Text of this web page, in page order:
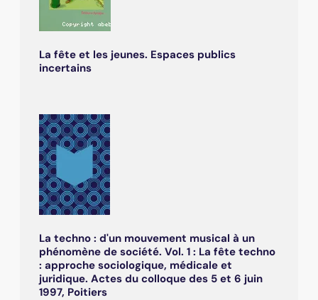
La fête et les jeunes. Espaces publics
incertains
La techno : d'un mouvement musical à un
phénomène de société. Vol. 1 : La fête techno
: approche sociologique, médicale et
juridique. Actes du colloque des 5 et 6 juin
1997, Poitiers